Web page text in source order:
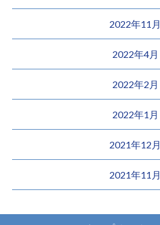
2022年11月
2022年4月
2022年2月
2022年1月
2021年12月
2021年11月